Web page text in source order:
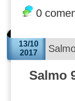
0
13/10
2017
Salmo